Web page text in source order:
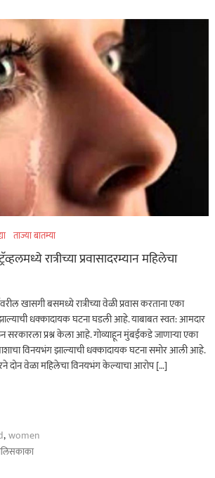
ताज्या बातम्या
रात्रीच्या प्रवासादरम्यान महिलेचा
खासगी बसमध्ये रात्रीच्या वेळी प्रवास करताना एका
धक्कादायक घटना घडली आहे. याबाबत स्वत: आमदार
सरकारला प्रश्न केला आहे. गोव्याहून मुंबईकडे जाणाऱ्या एका
विनयभंग झाल्याची धक्कादायक घटना समोर आली आहे.
दोन वेळा महिलेचा विनयभंग केल्याचा आरोप […]
,women